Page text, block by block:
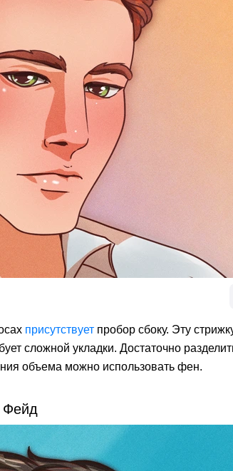
присутствует пробор сбоку. Эту
сложной укладки. Достаточно
объема можно использовать фен.
Фейд